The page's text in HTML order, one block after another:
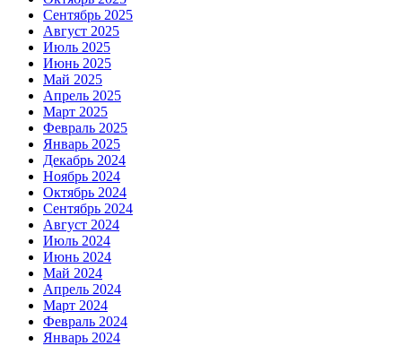
Сентябрь 2025
Август 2025
Июль 2025
Июнь 2025
Май 2025
Апрель 2025
Март 2025
Февраль 2025
Январь 2025
Декабрь 2024
Ноябрь 2024
Октябрь 2024
Сентябрь 2024
Август 2024
Июль 2024
Июнь 2024
Май 2024
Апрель 2024
Март 2024
Февраль 2024
Январь 2024